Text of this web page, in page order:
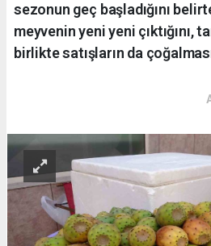
sezonun geç başladığını
meyvenin yeni yeni çıktığını,
birlikte satışların da